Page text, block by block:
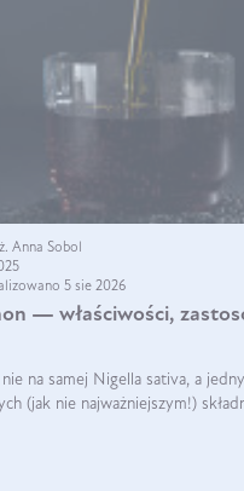
Anna Sobol
5 sie 2026
— właściwości,
na samej Nigella sativa, a
(jak nie najważniejszym!)